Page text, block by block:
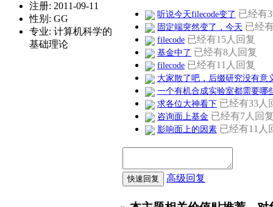
注册: 2011-09-11
性别: GG
专业: 计算机科学的
基础理论
听说今天filecode变了 已经有
固定端突然变了，今天 已经
filecode 已经有15人回复
基金中了 已经有8人回复
filecode 已经有11人回复
大家散了吧，后缀研究没有意
一个有机合成实验室都需要哪
求各位大神看下 已经有33人
咨询面上基金 已经有7人回
影响面上的因素 已经有11人
高级回复